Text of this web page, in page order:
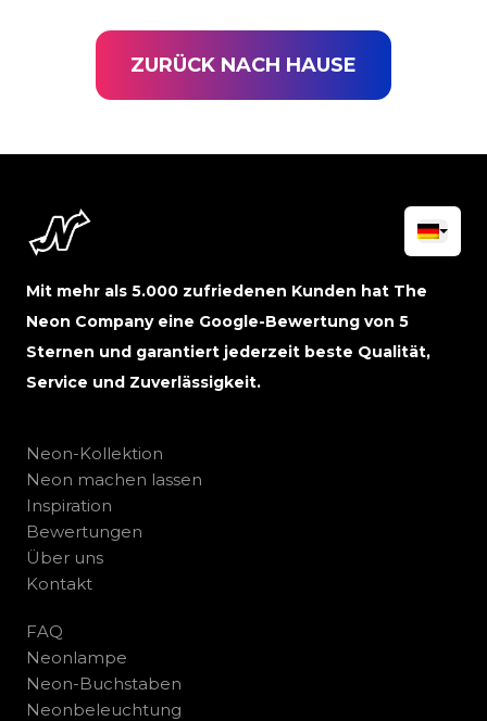
ZURÜCK NACH HAUSE
Mit mehr als 5.000 zufriedenen Kunden hat The
Neon Company eine Google-Bewertung von 5
Sternen und garantiert jederzeit beste Qualität,
Service und Zuverlässigkeit.
Neon-Kollektion
Neon machen lassen
Inspiration
Bewertungen
Über uns
Kontakt
FAQ
Neonlampe
Neon-Buchstaben
Neonbeleuchtung